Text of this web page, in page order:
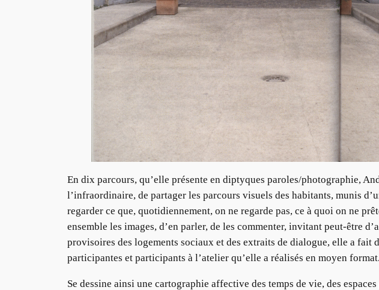
En dix parcours, qu’elle présente en diptyques paroles/photographie,
l’infraordinaire, de partager les parcours visuels des habitants, munis
regarder ce que, quotidiennement, on ne regarde pas, ce à quoi on ne
ensemble les images, d’en parler, de les commenter, invitant peut-être
provisoires des logements sociaux et des extraits de dialogue, elle a
participantes et participants à l’atelier qu’elle a réalisés en moyen format.
Se dessine ainsi une cartographie affective des temps de vie, des